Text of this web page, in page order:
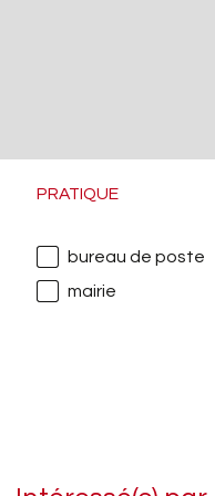
PRATIQUE
bureau de poste
mairie